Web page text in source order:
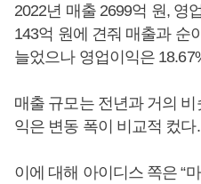
2022년 매출 2699억 원, 영
143억 원에 견줘 매출과 순
늘었으나 영업이익은
매출 규모는 전년과 거의
익은 변동 폭이 비교적 컸다.
이에 대해 아이디스 쪽은 “